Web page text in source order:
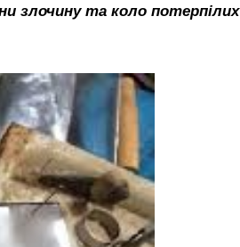
злочину та коло потерпілих